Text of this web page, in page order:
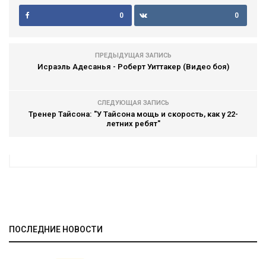
0 0
ПРЕДЫДУЩАЯ ЗАПИСЬ
Исраэль Адесанья - Роберт Уиттакер (Видео боя)
СЛЕДУЮЩАЯ ЗАПИСЬ
Тренер Тайсона: "У Тайсона мощь и скорость, как у 22-
летних ребят"
ПОСЛЕДНИЕ НОВОСТИ